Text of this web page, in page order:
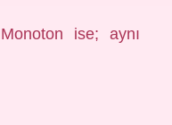
ise; aynı